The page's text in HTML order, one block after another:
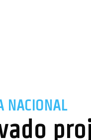
NACIONAL